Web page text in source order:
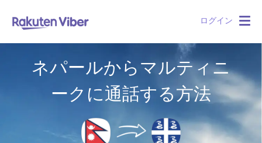
ログイン
ネパールからマルティニ
ークに通話する方法